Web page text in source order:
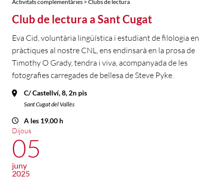
Activitats complementàries > Clubs de lectura
Club de lectura a Sant Cugat
Eva Cid, voluntària lingüística i estudiant de filologia en
pràctiques al nostre CNL, ens endinsarà en la prosa de
Timothy O Grady, tendra i viva, acompanyada de les
fotografies carregades de bellesa de Steve Pyke.
C/ Castellví, 8, 2n pis
Sant Cugat del Vallès
A les 19.00 h
Dijous
05
juny
2025